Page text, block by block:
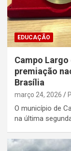
EDUCAÇÃO
Campo
premiação
Brasília
março 24, 2026
O município de
na última